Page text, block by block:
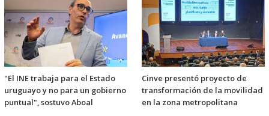
"El INE trabaja para el Estado
uruguayo y no para un gobierno
puntual", sostuvo Aboal
Cinve presentó proyecto de
transformación de la movilidad
en la zona metropolitana